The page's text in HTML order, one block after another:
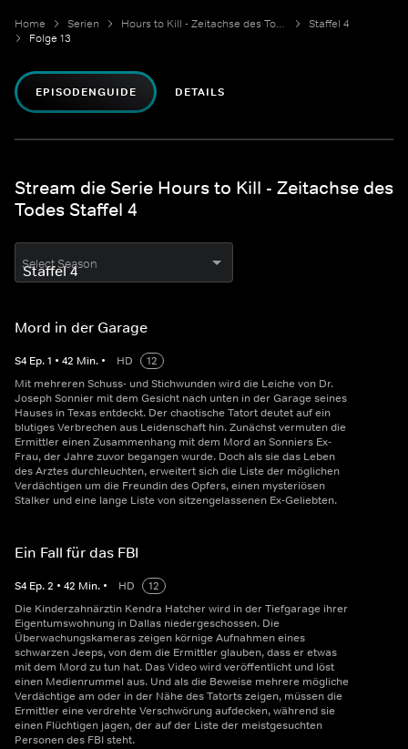
Home Serien Hours to Kill - Zeitachse des Todes
Staffel 4
Folge 13
EPISODENGUIDE DETAILS
Stream die Serie Hours to Kill - Zeitachse des
Todes Staffel 4
Select Season
Mord in der Garage
S4 Ep.1 • 42 Min. • HD
12
Mit mehreren Schuss- und Stichwunden wird die Leiche von Dr.
Joseph Sonnier mit dem Gesicht nach unten in der Garage seines
Hauses in Texas entdeckt. Der chaotische Tatort deutet auf ein
blutiges Verbrechen aus Leidenschaft hin. Zunächst vermuten die
Ermittler einen Zusammenhang mit dem Mord an Sonniers Ex-
Frau, der Jahre zuvor begangen wurde. Doch als sie das Leben
des Arztes durchleuchten, erweitert sich die Liste der möglichen
Verdächtigen um die Freundin des Opfers, einen mysteriösen
Stalker und eine lange Liste von sitzengelassenen Ex-Geliebten.
Ein Fall für das FBI
S4 Ep.2 • 42 Min. • HD
12
Die Kinderzahnärztin Kendra Hatcher wird in der Tiefgarage ihrer
Eigentumswohnung in Dallas niedergeschossen. Die
Überwachungskameras zeigen körnige Aufnahmen eines
schwarzen Jeeps, von dem die Ermittler glauben, dass er etwas
mit dem Mord zu tun hat. Das Video wird veröffentlicht und löst
einen Medienrummel aus. Und als die Beweise mehrere mögliche
Verdächtige am oder in der Nähe des Tatorts zeigen, müssen die
Ermittler eine verdrehte Verschwörung aufdecken, während sie
einen Flüchtigen jagen, der auf der Liste der meistgesuchten
Personen des FBI steht.